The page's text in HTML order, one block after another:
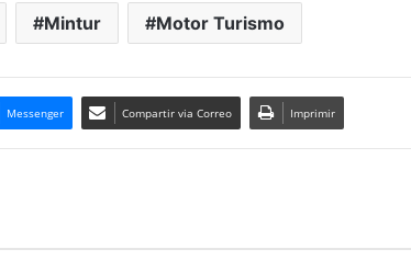
Mintur Motor Turismo
Messenger Compartir via Correo Imprimir